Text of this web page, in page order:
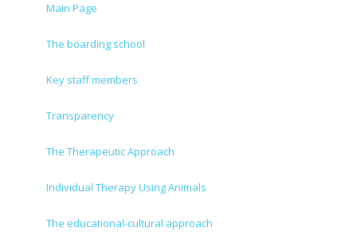
Main Page
The boarding school
Key staff members
Transparency
The Therapeutic Approach
Individual Therapy Using Animals
The educational-cultural approach